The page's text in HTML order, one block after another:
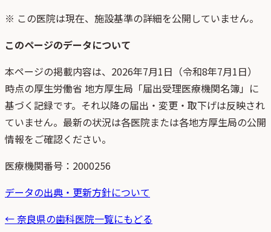
※ この医院は現在、施設基準の詳細を公開していません。
このページのデータについて
本ページの掲載内容は、 2026年7月1日 （令和8年7月1日）
時点の厚生労働省 地方厚生局「届出受理医療機関名簿」 に
基づく記録です。それ以降の届出・変更・取下げは反映され
ていません。最新の状況は各医院または各地方厚生局の公開
情報をご確認ください。
医療機関番号： 2000256
データの出典・更新方針について
←奈良県の歯科医院一覧にもどる